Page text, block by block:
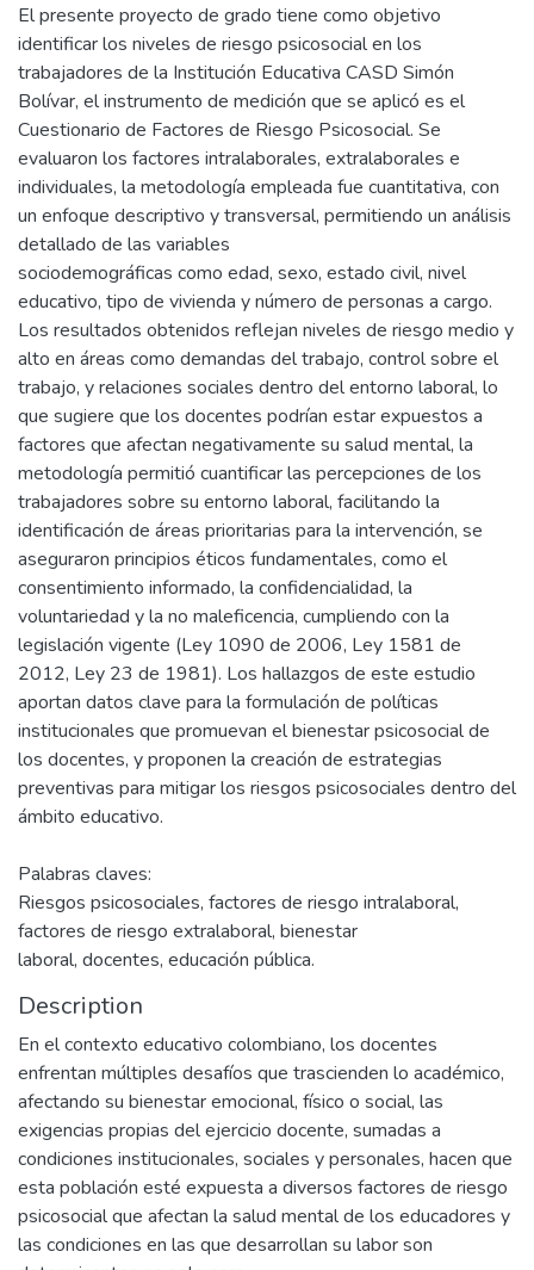
El presente proyecto de grado tiene como objetivo
identificar los niveles de riesgo psicosocial en los
trabajadores de la Institución Educativa CASD Simón
Bolívar, el instrumento de medición que se aplicó es el
Cuestionario de Factores de Riesgo Psicosocial. Se
evaluaron los factores intralaborales, extralaborales e
individuales, la metodología empleada fue cuantitativa, con
un enfoque descriptivo y transversal, permitiendo un análisis
detallado de las variables
sociodemográficas como edad, sexo, estado civil, nivel
educativo, tipo de vivienda y número de personas a cargo.
Los resultados obtenidos reflejan niveles de riesgo medio y
alto en áreas como demandas del trabajo, control sobre el
trabajo, y relaciones sociales dentro del entorno laboral, lo
que sugiere que los docentes podrían estar expuestos a
factores que afectan negativamente su salud mental, la
metodología permitió cuantificar las percepciones de los
trabajadores sobre su entorno laboral, facilitando la
identificación de áreas prioritarias para la intervención, se
aseguraron principios éticos fundamentales, como el
consentimiento informado, la confidencialidad, la
voluntariedad y la no maleficencia, cumpliendo con la
legislación vigente (Ley 1090 de 2006, Ley 1581 de
2012, Ley 23 de 1981). Los hallazgos de este estudio
aportan datos clave para la formulación de políticas
institucionales que promuevan el bienestar psicosocial de
los docentes, y proponen la creación de estrategias
preventivas para mitigar los riesgos psicosociales dentro del
ámbito educativo.
Palabras claves:
Riesgos psicosociales, factores de riesgo intralaboral,
factores de riesgo extralaboral, bienestar
laboral, docentes, educación pública.
Description
En el contexto educativo colombiano, los docentes
enfrentan múltiples desafíos que trascienden lo académico,
afectando su bienestar emocional, físico o social, las
exigencias propias del ejercicio docente, sumadas a
condiciones institucionales, sociales y personales, hacen que
esta población esté expuesta a diversos factores de riesgo
psicosocial que afectan la salud mental de los educadores y
las condiciones en las que desarrollan su labor son